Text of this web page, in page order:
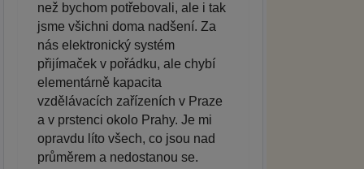
než bychom potřebovali, ale i tak
jsme všichni doma nadšení. Za
nás elektronický systém
přijímaček v pořádku, ale chybí
elementárně kapacita
vzdělávacích zařízeních v Praze
a v prstenci okolo Prahy. Je mi
opravdu líto všech, co jsou nad
průměrem a nedostanou se.